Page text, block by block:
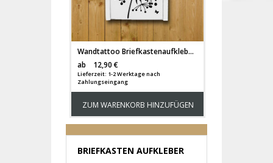
Wandtattoo Briefkastenaufkleber Pusteblume outdoor mit Wunschnamen und Schmetterlingen M1876
ab
12,90 €
Lieferzeit: 1-2 Werktage nach
Zahlungseingang
ZUM WARENKORB HINZUFÜGEN
BRIEFKASTEN AUFKLEBER